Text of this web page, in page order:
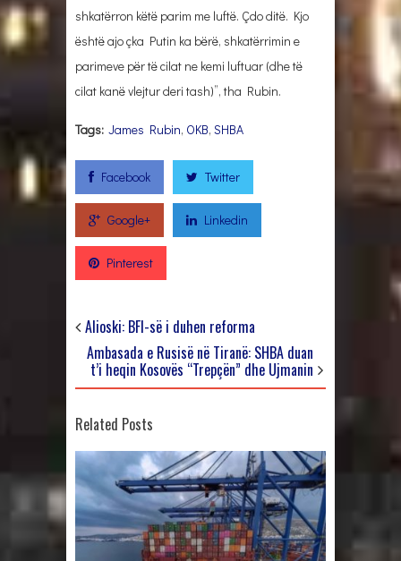
shkatërron këtë parim me luftë. Çdo ditë. Kjo
është ajo çka Putin ka bërë, shkatërrimin e
parimeve për të cilat ne kemi luftuar (dhe të
cilat kanë vlejtur deri tash)”, tha Rubin.
Tags: James Rubin, OKB, SHBA
Facebook Twitter
Google+ Linkedin
Pinterest
Alioski: BFI-së i duhen reforma
Ambasada e Rusisë në Tiranë: SHBA duan
t’i heqin Kosovës “Trepçën” dhe Ujmanin
Related Posts